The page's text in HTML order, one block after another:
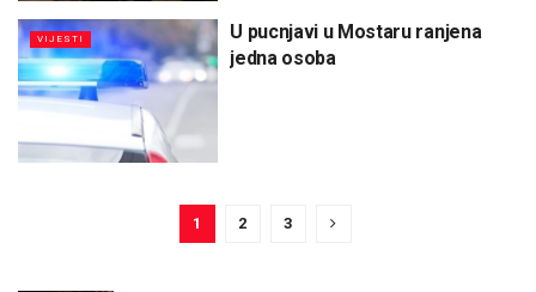
VIJESTI
U pucnjavi u Mostaru ranjena
jedna osoba
1 2 3